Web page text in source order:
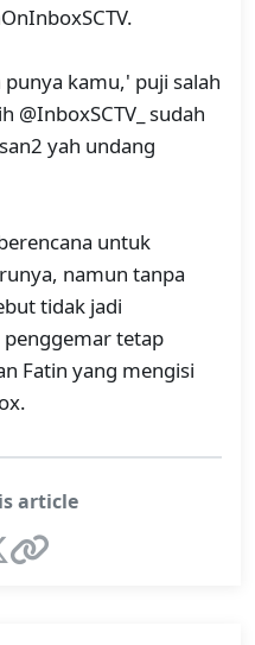
kamu,' puji salah
@InboxSCTV_ sudah
yah undang
untuk
namun tanpa
tidak jadi
tetap
Fatin yang mengisi
article